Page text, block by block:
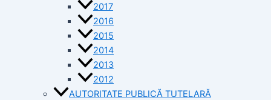
2017
2016
2015
2014
2013
2012
AUTORITATE PUBLICĂ TUTELARĂ